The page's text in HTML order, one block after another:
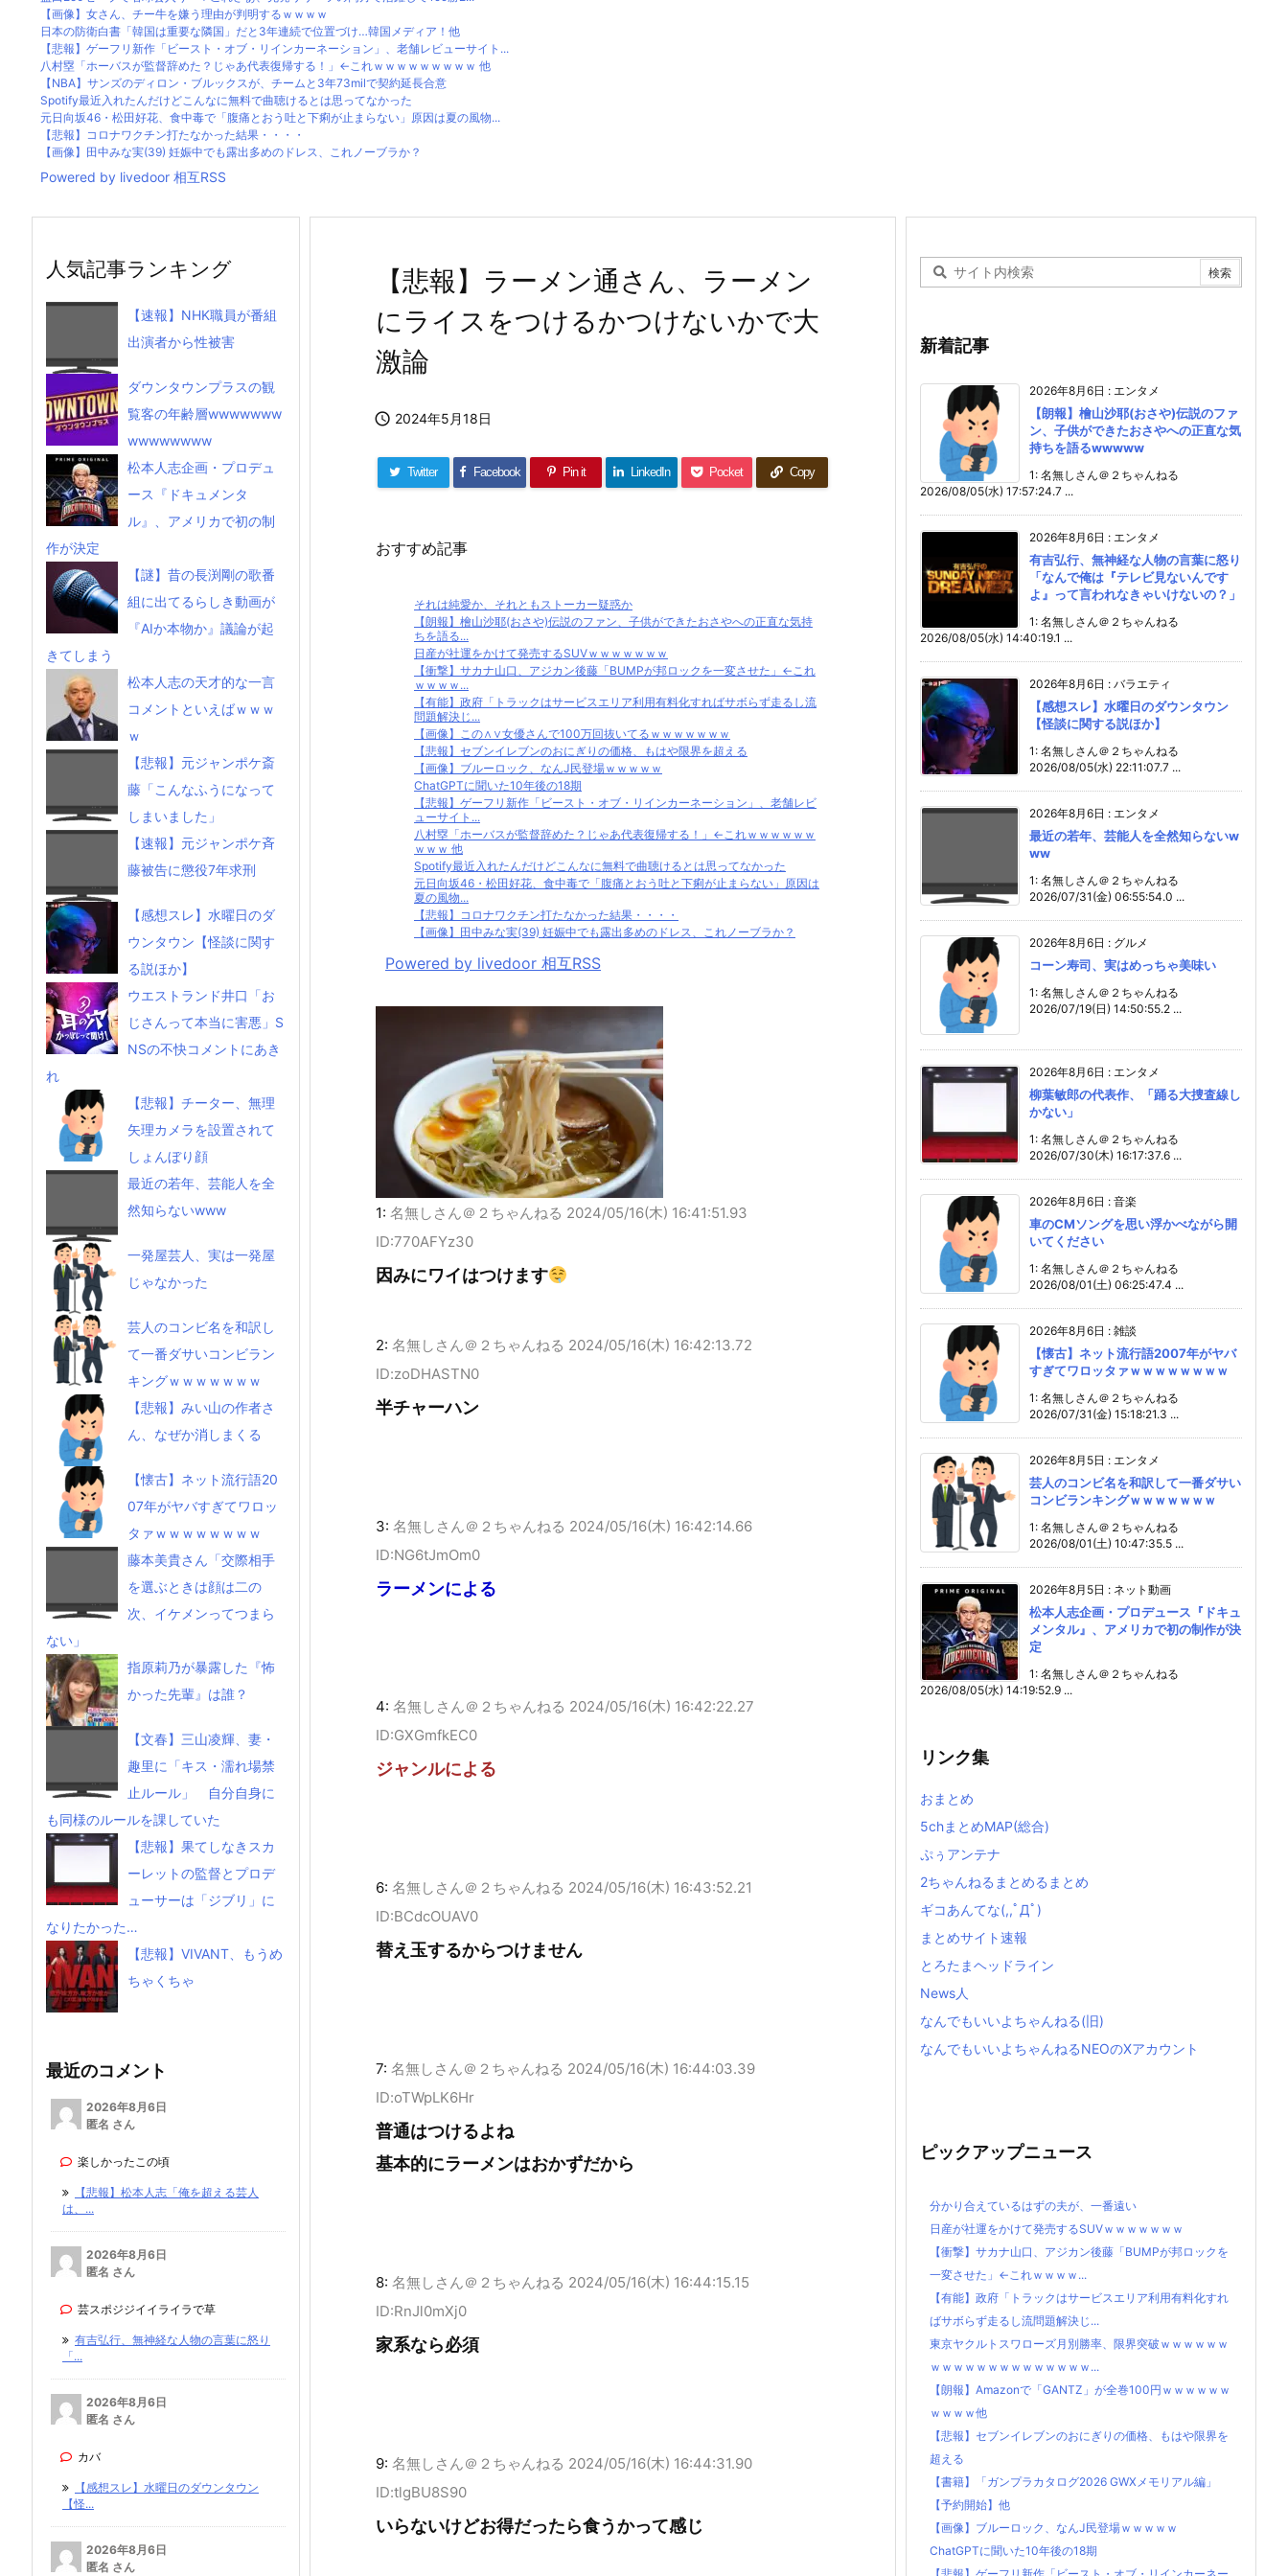
【画像】女さん、チー牛を嫌う理由が判明するｗｗｗｗ
日本の防衛白書「韓国は重要な隣国」だと3年連続で位置づけ…韓国メディア！他
【悲報】ゲーフリ新作「ビースト・オブ・リインカーネーション」、老舗レビューサイト...
八村塁「ホーバスが監督辞めた？じゃあ代表復帰する！」←これｗｗｗｗｗｗｗｗｗ 他
【NBA】サンズのディロン・ブルックスが、チームと3年73milで契約延長合意
Spotify最近入れたんだけどこんなに無料で曲聴けるとは思ってなかった
元日向坂46・松田好花、食中毒で「腹痛とおう吐と下痢が止まらない」原因は夏の風物...
【悲報】コロナワクチン打たなかった結果・・・・
【画像】田中みな実(39) 妊娠中でも露出多めのドレス、これノーブラか？
Powered by livedoor 相互RSS
【悲報】ラーメン通さん、ラーメン
にライスをつけるかつけないかで大
激論
 2024年5月18日
Twitter Facebook Pin it LinkedIn Pocket Copy
おすすめ記事
それは純愛か、それともストーカー疑惑か
【朗報】檜山沙耶(おさや)伝説のファン、子供ができたおさやへの正直な気持
ちを語る...
日産が社運をかけて発売するSUVｗｗｗｗｗｗｗ
【衝撃】サカナ山口、アジカン後藤「BUMPが邦ロックを一変させた」←これ
ｗｗｗｗ...
【有能】政府「トラックはサービスエリア利用有料化すればサボらず走るし流
問題解決じ...
【画像】この∧∨女優さんで100万回抜いてるｗｗｗｗｗｗｗ
【悲報】セブンイレブンのおにぎりの価格、もはや限界を超える
【画像】ブルーロック、なんJ民登場ｗｗｗｗｗ
ChatGPTに聞いた10年後の18期
【悲報】ゲーフリ新作「ビースト・オブ・リインカーネーション」、老舗レビ
ューサイト...
八村塁「ホーバスが監督辞めた？じゃあ代表復帰する！」←これｗｗｗｗｗｗ
ｗｗｗ 他
Spotify最近入れたんだけどこんなに無料で曲聴けるとは思ってなかった
元日向坂46・松田好花、食中毒で「腹痛とおう吐と下痢が止まらない」原因は
夏の風物...
【悲報】コロナワクチン打たなかった結果・・・・
【画像】田中みな実(39) 妊娠中でも露出多めのドレス、これノーブラか？
Powered by livedoor 相互RSS
1: 名無しさん＠２ちゃんねる 2024/05/16(木) 16:41:51.93
ID:770AFYz30
因みにワイはつけます
2: 名無しさん＠２ちゃんねる 2024/05/16(木) 16:42:13.72
ID:zoDHASTN0
半チャーハン
3: 名無しさん＠２ちゃんねる 2024/05/16(木) 16:42:14.66
ID:NG6tJmOm0
ラーメンによる
4: 名無しさん＠２ちゃんねる 2024/05/16(木) 16:42:22.27
ID:GXGmfkEC0
ジャンルによる
6: 名無しさん＠２ちゃんねる 2024/05/16(木) 16:43:52.21
ID:BCdcOUAV0
替え玉するからつけません
7: 名無しさん＠２ちゃんねる 2024/05/16(木) 16:44:03.39
ID:oTWpLK6Hr
普通はつけるよね
基本的にラーメンはおかずだから
8: 名無しさん＠２ちゃんねる 2024/05/16(木) 16:44:15.15
ID:RnJl0mXj0
家系なら必須
9: 名無しさん＠２ちゃんねる 2024/05/16(木) 16:44:31.90
ID:tlgBU8S90
いらないけどお得だったら食うかって感じ
人気記事ランキング
【速報】NHK職員が番組
出演者から性被害
ダウンタウンプラスの観
覧客の年齢層wwwwwww
wwwwwwww
松本人志企画・プロデュ
ース『ドキュメンタ
ル』、アメリカで初の制
作が決定
【謎】昔の長渕剛の歌番
組に出てるらしき動画が
『AIか本物か』議論が起
きてしまう
松本人志の天才的な一言
コメントといえばｗｗｗ
ｗ
【悲報】元ジャンポケ斎
藤「こんなふうになって
しまいました」
【速報】元ジャンポケ斉
藤被告に懲役7年求刑
【感想スレ】水曜日のダ
ウンタウン【怪談に関す
る説ほか】
ウエストランド井口「お
じさんって本当に害悪」S
NSの不快コメントにあき
れ
【悲報】チーター、無理
矢理カメラを設置されて
しょんぼり顔
最近の若年、芸能人を全
然知らないwww
一発屋芸人、実は一発屋
じゃなかった
芸人のコンビ名を和訳し
て一番ダサいコンビラン
キングｗｗｗｗｗｗｗ
【悲報】みい山の作者さ
ん、なぜか消しまくる
【懐古】ネット流行語20
07年がヤバすぎてワロッ
タァｗｗｗｗｗｗｗｗ
藤本美貴さん「交際相手
を選ぶときは顔は二の
次、イケメンってつまら
ない」
指原莉乃が暴露した『怖
かった先輩』は誰？
【文春】三山凌輝、妻・
趣里に「キス・濡れ場禁
止ルール」 自分自身に
も同様のルールを課していた
【悲報】果てしなきスカ
ーレットの監督とプロデ
ューサーは「ジブリ」に
なりたかった…
【悲報】VIVANT、もうめ
ちゃくちゃ
最近のコメント
2026年8月6日
匿名 さん
楽しかったこの頃
【悲報】松本人志「俺を超える芸人
は、...
2026年8月6日
匿名 さん
芸スポジジイイライラで草
有吉弘行、無神経な人物の言葉に怒り
「...
2026年8月6日
匿名 さん
カバ
【感想スレ】水曜日のダウンタウン
【怪...
2026年8月6日
匿名 さん
新着記事
2026年8月6日 : エンタメ
【朗報】檜山沙耶(おさや)伝説のファ
ン、子供ができたおさやへの正直な気
持ちを語るwwwww
1: 名無しさん＠２ちゃんねる
2026/08/05(水) 17:57:24.7 ...
2026年8月6日 : エンタメ
有吉弘行、無神経な人物の言葉に怒り
「なんで俺は『テレビ見ないんです
よ』って言われなきゃいけないの？」
1: 名無しさん＠２ちゃんねる
2026/08/05(水) 14:40:19.1 ...
2026年8月6日 : バラエティ
【感想スレ】水曜日のダウンタウン
【怪談に関する説ほか】
1: 名無しさん＠２ちゃんねる
2026/08/05(水) 22:11:07.7 ...
2026年8月6日 : エンタメ
最近の若年、芸能人を全然知らないw
ww
1: 名無しさん＠２ちゃんねる
2026/07/31(金) 06:55:54.0 ...
2026年8月6日 : グルメ
コーン寿司、実はめっちゃ美味い
1: 名無しさん＠２ちゃんねる
2026/07/19(日) 14:50:55.2 ...
2026年8月6日 : エンタメ
柳葉敏郎の代表作、「踊る大捜査線し
かない」
1: 名無しさん＠２ちゃんねる
2026/07/30(木) 16:17:37.6 ...
2026年8月6日 : 音楽
車のCMソングを思い浮かべながら開
いてください
1: 名無しさん＠２ちゃんねる
2026/08/01(土) 06:25:47.4 ...
2026年8月6日 : 雑談
【懐古】ネット流行語2007年がヤバ
すぎてワロッタァｗｗｗｗｗｗｗｗ
1: 名無しさん＠２ちゃんねる
2026/07/31(金) 15:18:21.3 ...
2026年8月5日 : エンタメ
芸人のコンビ名を和訳して一番ダサい
コンビランキングｗｗｗｗｗｗｗ
1: 名無しさん＠２ちゃんねる
2026/08/01(土) 10:47:35.5 ...
2026年8月5日 : ネット動画
松本人志企画・プロデュース『ドキュ
メンタル』、アメリカで初の制作が決
定
1: 名無しさん＠２ちゃんねる
2026/08/05(水) 14:19:52.9 ...
リンク集
おまとめ
5chまとめMAP(総合)
ぷぅアンテナ
2ちゃんねるまとめるまとめ
ギコあんてな(,,ﾟДﾟ)
まとめサイト速報
とろたまヘッドライン
News人
なんでもいいよちゃんねる(旧)
なんでもいいよちゃんねるNEOのXアカウント
ピックアップニュース
分かり合えているはずの夫が、一番遠い
日産が社運をかけて発売するSUVｗｗｗｗｗｗｗ
【衝撃】サカナ山口、アジカン後藤「BUMPが邦ロックを
一変させた」←これｗｗｗｗ...
【有能】政府「トラックはサービスエリア利用有料化すれ
ばサボらず走るし流問題解決じ...
東京ヤクルトスワローズ月別勝率、限界突破ｗｗｗｗｗｗ
ｗｗｗｗｗｗｗｗｗｗｗｗｗｗ...
【朗報】Amazonで「GANTZ」が全巻100円ｗｗｗｗｗｗ
ｗｗｗｗ他
【悲報】セブンイレブンのおにぎりの価格、もはや限界を
超える
【書籍】「ガンプラカタログ2026 GWXメモリアル編」
【予約開始】他
【画像】ブルーロック、なんJ民登場ｗｗｗｗｗ
ChatGPTに聞いた10年後の18期